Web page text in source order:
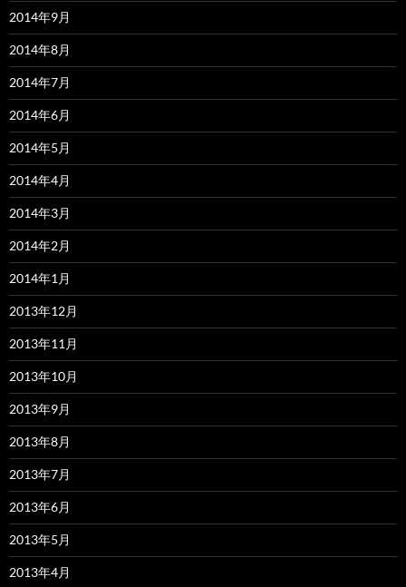
2014年9月
2014年8月
2014年7月
2014年6月
2014年5月
2014年4月
2014年3月
2014年2月
2014年1月
2013年12月
2013年11月
2013年10月
2013年9月
2013年8月
2013年7月
2013年6月
2013年5月
2013年4月